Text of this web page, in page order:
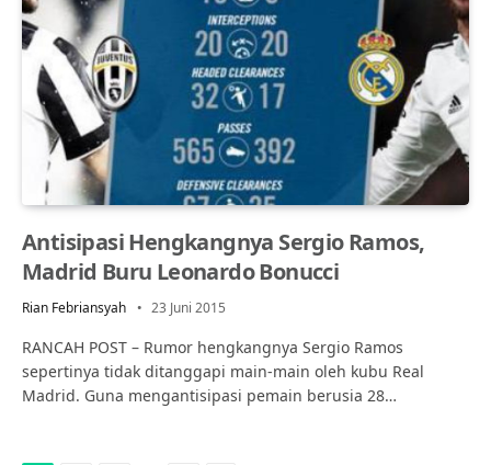
Antisipasi Hengkangnya Sergio Ramos,
Madrid Buru Leonardo Bonucci
Rian Febriansyah 23 Juni 2015
RANCAH POST – Rumor hengkangnya Sergio Ramos
sepertinya tidak ditanggapi main-main oleh kubu Real
Madrid. Guna mengantisipasi pemain berusia 28…